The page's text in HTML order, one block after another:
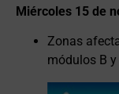
Miércoles 15 de
Zonas
módulos B